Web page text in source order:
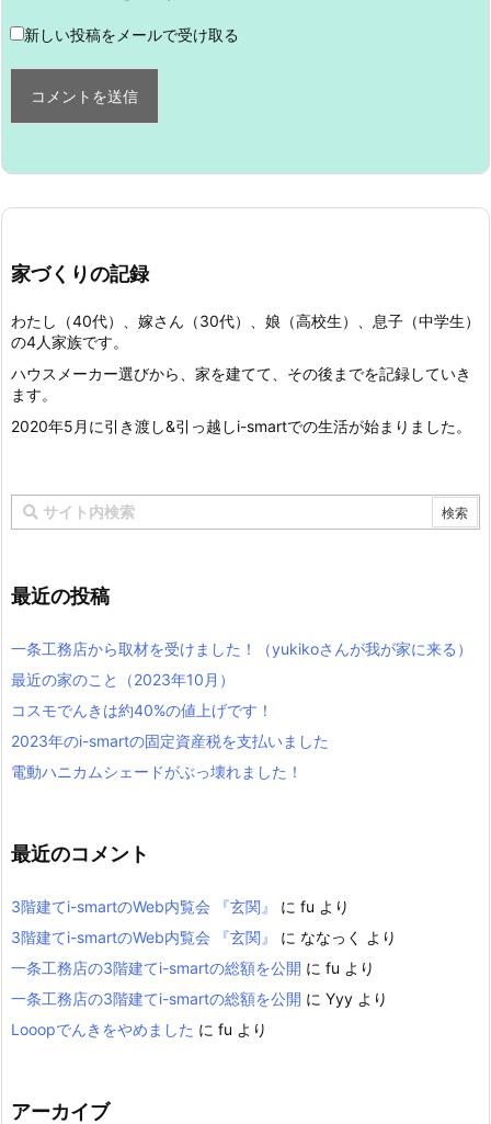
新しい投稿をメールで受け取る
家づくりの記録
わたし（40代）、嫁さん（30代）、娘（高校生）、息子（中学生）
の4人家族です。
ハウスメーカー選びから、家を建てて、その後までを記録していき
ます。
2020年5月に引き渡し&引っ越しi-smartでの生活が始まりました。
最近の投稿
一条工務店から取材を受けました！（yukikoさんが我が家に来る）
最近の家のこと（2023年10月）
コスモでんきは約40%の値上げです！
2023年のi-smartの固定資産税を支払いました
電動ハニカムシェードがぶっ壊れました！
最近のコメント
3階建てi-smartのWeb内覧会 『玄関』 に fu より
3階建てi-smartのWeb内覧会 『玄関』
に ななっく
より
一条工務店の3階建てi-smartの総額を公開 に fu より
一条工務店の3階建てi-smartの総額を公開 に Yyy より
Looopでんきをやめました に fu より
アーカイブ